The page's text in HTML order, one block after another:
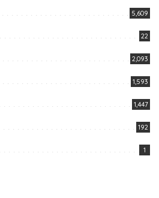
5,609
22
2,093
1,593
1,447
192
1